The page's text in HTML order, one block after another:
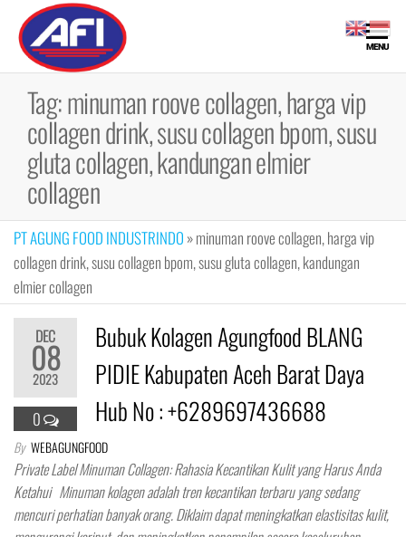
Bubuk
Minuman
Fiber,
Collagen
Drink, Meal
Replacement
MENU
Tag:minuman roove collagen, harga vip
collagen drink, susu collagen bpom, susu
gluta collagen, kandungan elmier
collagen
PT AGUNG FOOD INDUSTRINDO »minuman roove collagen, harga vip
collagen drink, susu collagen bpom, susu gluta collagen, kandungan
elmier collagen
DEC
08
2023
0
Bubuk Kolagen Agungfood BLANG
PIDIE Kabupaten Aceh Barat Daya
Hub No : +6289697436688
By WEBAGUNGFOOD
Private Label Minuman Collagen: Rahasia Kecantikan Kulit yang Harus Anda
Ketahui Minuman kolagen adalah tren kecantikan terbaru yang sedang
mencuri perhatian banyak orang. Diklaim dapat meningkatkan elastisitas kulit,